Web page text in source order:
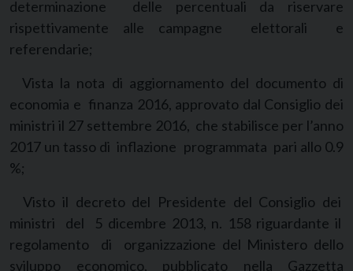
determinazione delle percentuali da riservare
rispettivamente alle campagne elettorali e
referendarie;
Vista la nota di aggiornamento del documento di
economia e finanza 2016, approvato dal Consiglio dei
ministri il 27 settembre 2016, che stabilisce per l’anno
2017 un tasso di inflazione programmata pari allo 0.9
%;
Visto il decreto del Presidente del Consiglio dei
ministri del 5 dicembre 2013, n. 158 riguardante il
regolamento di organizzazione del Ministero dello
sviluppo economico, pubblicato nella Gazzetta